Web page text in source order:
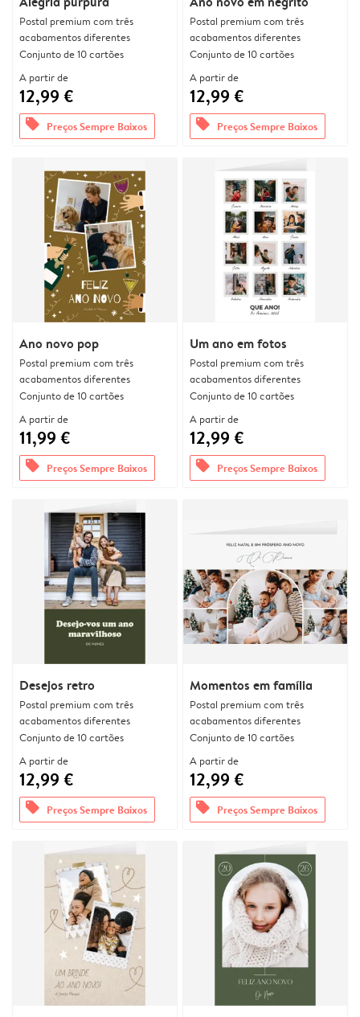
Postal premium com três
acabamentos diferentes
Conjunto de 10 cartões
A partir de
12,99 €
offers Preços Sempre Baixos
Postal premium com três
acabamentos diferentes
Conjunto de 10 cartões
A partir de
12,99 €
offers Preços Sempre Baixos
Ano novo pop
Postal premium com três
acabamentos diferentes
Conjunto de 10 cartões
A partir de
11,99 €
offers Preços Sempre Baixos
Um ano em fotos
Postal premium com três
acabamentos diferentes
Conjunto de 10 cartões
A partir de
12,99 €
offers Preços Sempre Baixos
Desejos retro
Postal premium com três
acabamentos diferentes
Conjunto de 10 cartões
A partir de
12,99 €
offers Preços Sempre Baixos
Momentos em família
Postal premium com três
acabamentos diferentes
Conjunto de 10 cartões
A partir de
12,99 €
offers Preços Sempre Baixos